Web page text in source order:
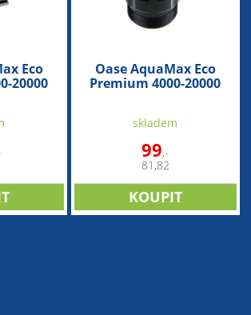
Eco
20000
Oase AquaMax Eco
Premium 4000-20000
skladem
99,-
81,82